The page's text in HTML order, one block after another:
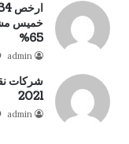
خميس
65%
admin
شركات
2021
admin